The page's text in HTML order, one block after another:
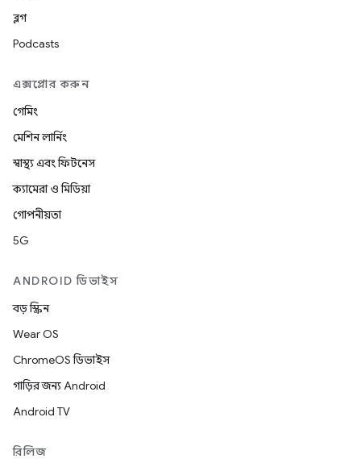
ব্লগ
Podcasts
এক্সপ্লোর করুন
গেমিং
মেশিন লার্নিং
স্বাস্থ্য এবং ফিটনেস
ক্যামেরা ও মিডিয়া
গোপনীয়তা
5G
ANDROID ডিভাইস
বড় স্ক্রিন
Wear OS
ChromeOS ডিভাইস
গাড়ির জন্য Android
Android TV
রিলিজ